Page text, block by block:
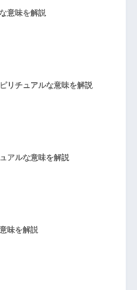
意味を解説
リチュアルな意味を解説
アルな意味を解説
味を解説